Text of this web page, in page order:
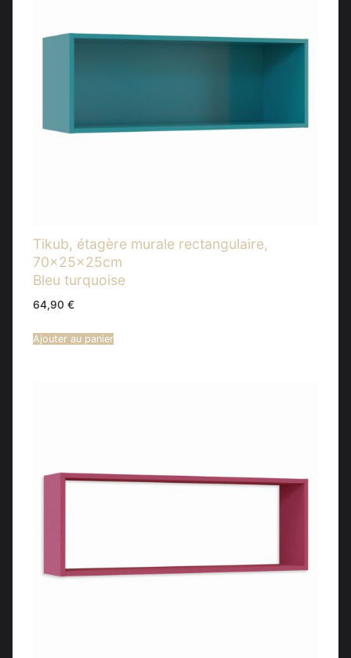
Tikub, étagère murale rectangulaire,
70x25x25cm
Bleu turquoise
64,90 €
Ajouter au panier